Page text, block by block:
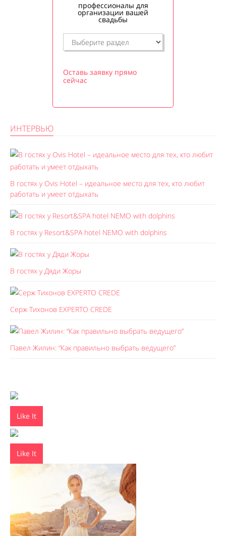
профессионалы для
организации вашей
свадьбы
Оставь заявку прямо
сейчас
ИНТЕРВЬЮ
В гостях у Ovis Hotel – идеальное место для тех, кто любит
работать и умеет отдыхать
В гостях у Resort&SPA hotel NEMO with dolphins
В гостях у Дяди Жоры
Серж Тихонов EXPERTO CREDE
Павел Жилин: “Как правильно выбрать ведущего”
Like It
Like It